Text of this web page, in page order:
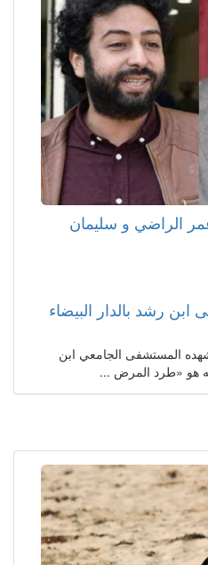
الراضي و سليمان
رشد بالدار البيضاء
المستشفى الجامعي ابن
هو «طرد المرض ...